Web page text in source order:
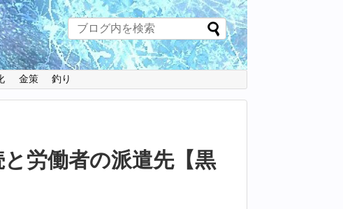
金策 釣り
労働者の派遣先【黒